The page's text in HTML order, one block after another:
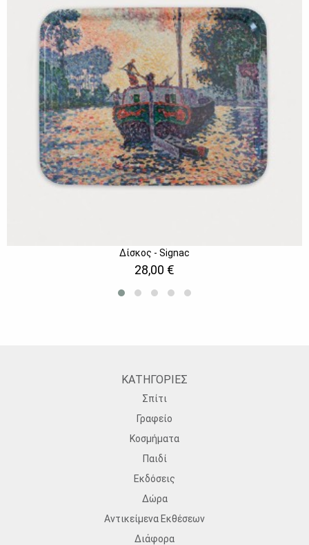
Δίσκος - Signac
28,00 €
ΚΑΤΗΓΟΡΙΕΣ
Σπίτι
Γραφείο
Κοσμήματα
Παιδί
Εκδόσεις
Δώρα
Αντικείμενα Εκθέσεων
Διάφορα